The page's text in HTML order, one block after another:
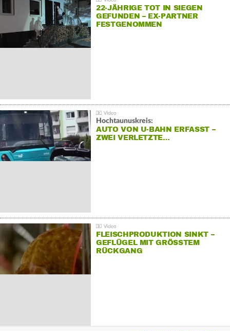
22-JÄHRIGE TOT IN SIEGEN
GEFUNDEN – EX-PARTNER
FESTGENOMMEN
Hochtaunuskreis:
AUTO VON U-BAHN ERFASST –
ZWEI VERLETZTE…
FLEISCHPRODUKTION SINKT –
GEFLÜGEL MIT GRÖSSTEM R
ÜCKGANG